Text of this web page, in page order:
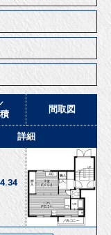
間取図
詳細